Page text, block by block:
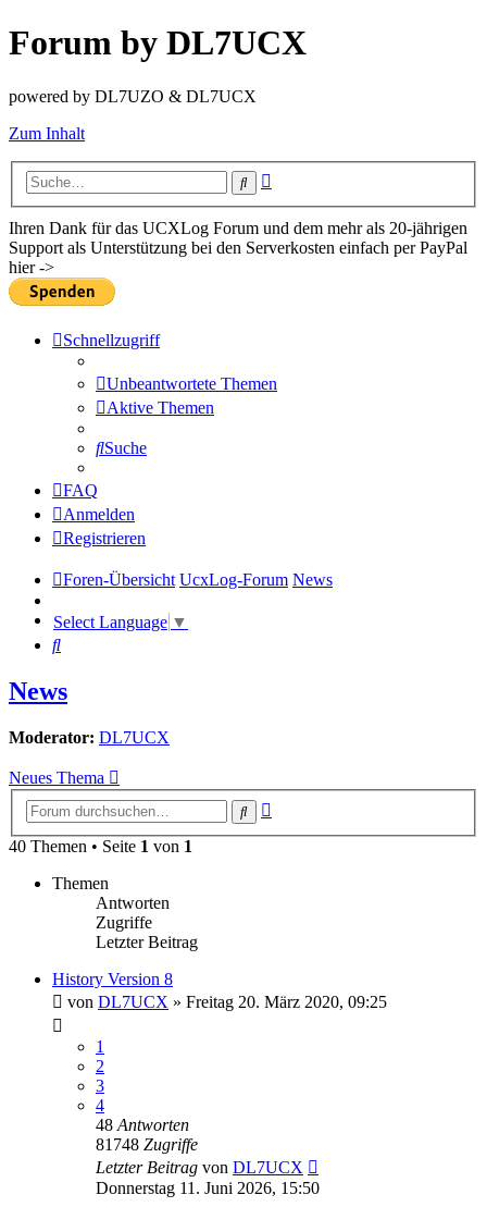
Forum by DL7UCX
powered by DL7UZO & DL7UCX
Zum Inhalt
Suche
Ihren Dank für das UCXLog Forum und dem mehr als 20-jährigen
Support als Unterstützung bei den Serverkosten einfach per PayPal
hier ->
Schnellzugriff
Unbeantwortete Themen
Aktive Themen
Suche
FAQ
Anmelden
Registrieren
Foren-Übersicht UcxLog-Forum News
Select Language ▼
Suche
News
Moderator: DL7UCX
Neues Thema
Suche
40 Themen • Seite 1 von 1
Themen
Antworten
Zugriffe
Letzter Beitrag
History Version 8
von DL7UCX » Freitag 20. März 2020, 09:25
1
2
3
4
48 Antworten
81748 Zugriffe
Letzter Beitrag von DL7UCX
Donnerstag 11. Juni 2026, 15:50